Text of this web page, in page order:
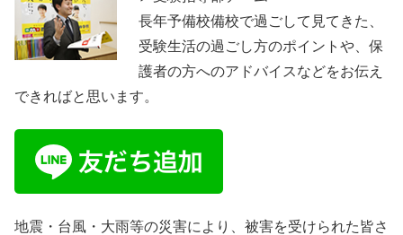
長年予備校備校で過ごして見てきた、
受験生活の過ごし方のポイントや、保
護者の方へのアドバイスなどをお伝え
できればと思います。
地震・台風・大雨等の災害により、被害を受けられた皆さ